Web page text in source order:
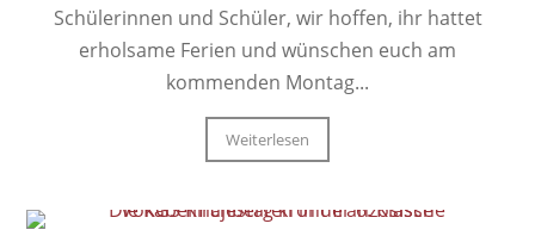
Schülerinnen und Schüler, wir hoffen, ihr hattet
erholsame Ferien und wünschen euch am
kommenden Montag...
Weiterlesen